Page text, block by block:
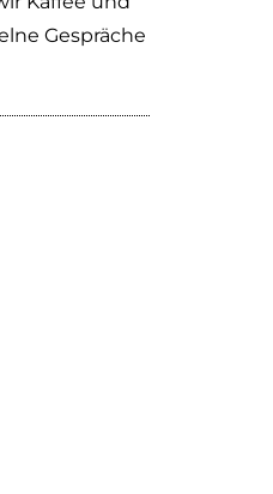
Gespräche